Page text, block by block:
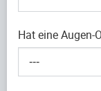
Hat eine
---